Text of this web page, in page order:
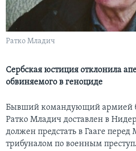
Learning English
СОЦИАЛЬНЫЕ СЕТИ
Ратко Младич
Сербская юстиция отклонила
обвиняемого в геноциде
Бывший командующий армией
Ратко Младич доставлен в
должен предстать в Гааге
трибуналом по военным